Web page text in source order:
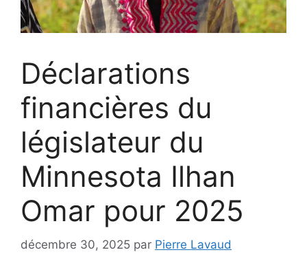
Déclarations
financières du
législateur du
Minnesota Ilhan
Omar pour 2025
décembre 30, 2025 par Pierre Lavaud